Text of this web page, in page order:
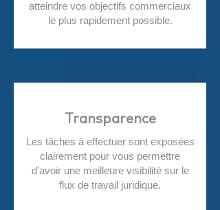
atteindre vos objectifs commerciaux
le plus rapidement possible.
Transparence
Les tâches à effectuer sont exposées
clairement pour vous permettre
d'avoir une meilleure visibilité sur le
flux de travail juridique.